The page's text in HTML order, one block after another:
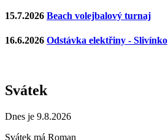
15.7.2026 Beach volejbalový turnaj
16.6.2026 Odstávka elektřiny - Slivínko
Svátek
Dnes je 9.8.2026
Svátek má Roman